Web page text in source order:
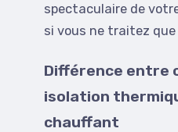
spectaculaire de
si vous ne traitez que
Différence entre
isolation
chauffant